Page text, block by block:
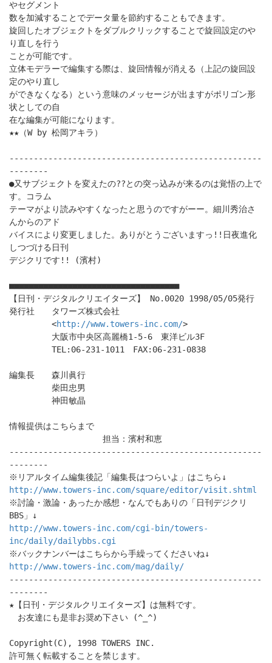
やセグメント
数を加減することでデータ量を節約することもできます。
旋回したオブジェクトをダブルクリックすることで旋回設定のや
り直しを行う
ことが可能です。
立体モデラーで編集する際は、旋回情報が消える（上記の旋回設
定のやり直し
ができなくなる）という意味のメッセージが出ますがポリゴン形
状としての自
在な編集が可能になります。
★★（W by 松岡アキラ）
----------------------------------------------------
--------
●又サブジェクトを変えたの??との突っ込みが来るのは覚悟の上で
す。コラム
テーマがより読みやすくなったと思うのですがーー。細川秀治さ
んからのアド
バイスにより変更しました。ありがとうございますっ!!日夜進化
しつづける日刊
デジクリです!! (濱村)
■■■■■■■■■■■■■■■■■■■■■■■■■■■■■■■■■■■
【日刊・デジタルクリエイターズ】 No.0020 1998/05/05発行
発行社 タワーズ株式会社
<http://www.towers-inc.com/>
大阪市中央区高麗橋1-5-6 東洋ビル3F
TEL:06-231-1011 FAX:06-231-0838
編集長 森川眞行
柴田忠男
神田敏晶
情報提供はこちらまで
担当：濱村和恵
----------------------------------------------------
--------
※リアルタイム編集後記「編集長はつらいよ」はこちら↓
http://www.towers-inc.com/square/editor/visit.shtml
※討論・激論・あったか感想・なんでもありの「日刊デジクリ
BBS」↓
http://www.towers-inc.com/cgi-bin/towers-
inc/daily/dailybbs.cgi
※バックナンバーはこちらから手繰ってくださいね↓
http://www.towers-inc.com/mag/daily/
----------------------------------------------------
--------
★【日刊・デジタルクリエイターズ】は無料です。
お友達にも是非お奨め下さい (^_^)
Copyright(C), 1998 TOWERS INC.
許可無く転載することを禁じます。